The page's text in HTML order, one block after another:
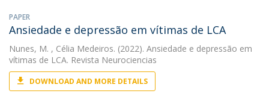
PAPER
Ansiedade e depressão em vítimas de LCA
Nunes, M. , Célia Medeiros. (2022). Ansiedade e depressão em
vítimas de LCA. Revista Neurociencias
DOWNLOAD AND MORE DETAILS